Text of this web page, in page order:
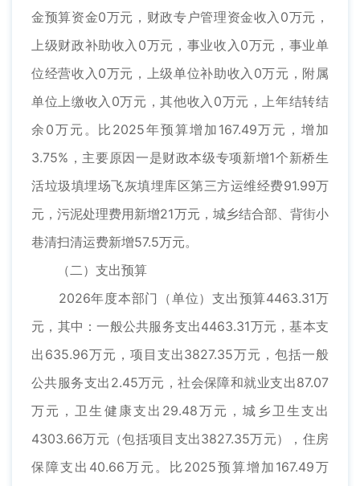
金预算资金0万元，财政专户管理资金收入0万元，
上级财政补助收入0万元，事业收入0万元，事业单
位经营收入0万元，上级单位补助收入0万元，附属
单位上缴收入0万元，其他收入0万元，上年结转结
余0万元。比2025年预算增加167.49万元，增加
3.75%，主要原因一是财政本级专项新增1个新桥生
活垃圾填埋场飞灰填埋库区第三方运维经费91.99万
元，污泥处理费用新增21万元，城乡结合部、背街小
巷清扫清运费新增57.5万元。
（二）支出预算
2026年度本部门（单位）支出预算4463.31万
元，其中：一般公共服务支出4463.31万元，基本支
出635.96万元，项目支出3827.35万元，包括一般
公共服务支出2.45万元，社会保障和就业支出87.07
万元，卫生健康支出29.48万元，城乡卫生支出
4303.66万元（包括项目支出3827.35万元），住房
保障支出40.66万元。比2025预算增加167.49万